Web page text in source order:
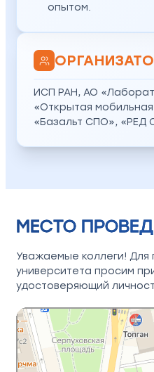
опытом.
ИСП РАН, АО
«Открытая
«Базальт СПО»,
МЕСТО
Уважаемые коллеги! Для
университета просим
удостоверяющий
Москва
Яндекс Карты